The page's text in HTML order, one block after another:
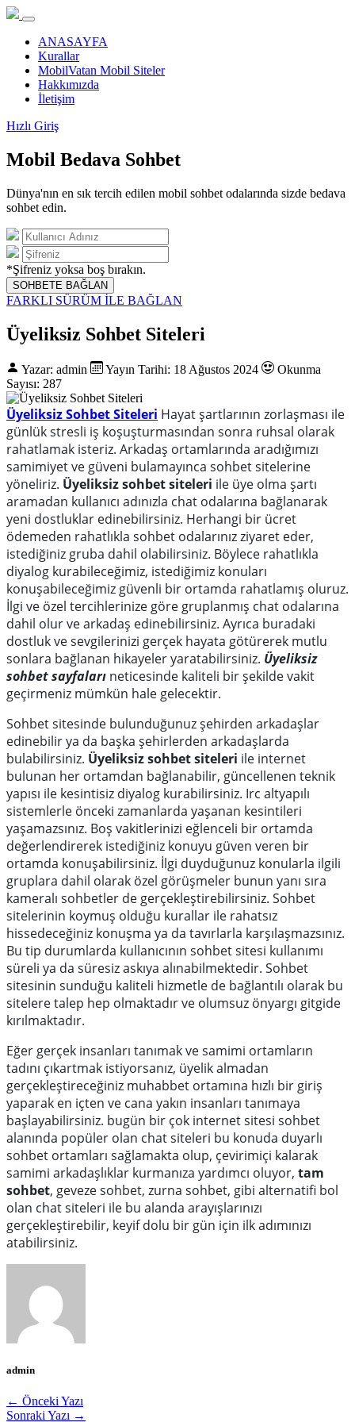
ANASAYFA
Kurallar
MobilVatan Mobil Siteler
Hakkımızda
İletişim
Hızlı Giriş
Mobil Bedava Sohbet
Dünya'nın en sık tercih edilen mobil sohbet odalarında sizde bedava
sohbet edin.
*Şifreniz yoksa boş bırakın.
SOHBETE BAĞLAN
FARKLI SÜRÜM İLE BAĞLAN
Üyeliksiz Sohbet Siteleri
Yazar: admin Yayın Tarihi: 18 Ağustos 2024
Okunma
Sayısı: 287
Üyeliksiz Sohbet Siteleri Hayat şartlarının zorlaşması ile
günlük stresli iş koşuşturmasından sonra ruhsal olarak
rahatlamak isteriz. Arkadaş ortamlarında aradığımızı
samimiyet ve güveni bulamayınca sohbet sitelerine
yöneliriz. Üyeliksiz sohbet siteleri ile üye olma şartı
aramadan kullanıcı adınızla chat odalarına bağlanarak
yeni dostluklar edinebilirsiniz. Herhangi bir ücret
ödemeden rahatlıkla sohbet odalarınız ziyaret eder,
istediğiniz gruba dahil olabilirsiniz. Böylece rahatlıkla
diyalog kurabileceğimiz, istediğimiz konuları
konuşabileceğimiz güvenli bir ortamda rahatlamış oluruz.
İlgi ve özel tercihlerinize göre gruplanmış chat odalarına
dahil olur ve arkadaş edinebilirsiniz. Ayrıca buradaki
dostluk ve sevgilerinizi gerçek hayata götürerek mutlu
sonlara bağlanan hikayeler yaratabilirsiniz. Üyeliksiz
sohbet sayfaları neticesinde kaliteli bir şekilde vakit
geçirmeniz mümkün hale gelecektir.
Sohbet sitesinde bulunduğunuz şehirden arkadaşlar
edinebilir ya da başka şehirlerden arkadaşlarda
bulabilirsiniz. Üyeliksiz sohbet siteleri ile internet
bulunan her ortamdan bağlanabilir, güncellenen teknik
yapısı ile kesintisiz diyalog kurabilirsiniz. Irc altyapılı
sistemlerle önceki zamanlarda yaşanan kesintileri
yaşamazsınız. Boş vakitlerinizi eğlenceli bir ortamda
değerlendirerek istediğiniz konuyu güven veren bir
ortamda konuşabilirsiniz. İlgi duyduğunuz konularla ilgili
gruplara dahil olarak özel görüşmeler bunun yanı sıra
kameralı sohbetler de gerçekleştirebilirsiniz. Sohbet
sitelerinin koymuş olduğu kurallar ile rahatsız
hissedeceğiniz konuşma ya da tavırlarla karşılaşmazsınız.
Bu tip durumlarda kullanıcının sohbet sitesi kullanımı
süreli ya da süresiz askıya alınabilmektedir. Sohbet
sitesinin sunduğu kaliteli hizmetle de bağlantılı olarak bu
sitelere talep hep olmaktadır ve olumsuz önyargı gitgide
kırılmaktadır.
Eğer gerçek insanları tanımak ve samimi ortamların
tadını çıkartmak istiyorsanız, üyelik almadan
gerçekleştireceğiniz muhabbet ortamına hızlı bir giriş
yaparak en içten ve cana yakın insanları tanımaya
başlayabilirsiniz. bugün bir çok internet sitesi sohbet
alanında popüler olan chat siteleri bu konuda duyarlı
sohbet ortamları sağlamakta olup, çevirimiçi kalarak
samimi arkadaşlıklar kurmanıza yardımcı oluyor, tam
sohbet, geveze sohbet, zurna sohbet, gibi alternatifi bol
olan chat siteleri ile bu alanda arayışlarınızı
gerçekleştirebilir, keyif dolu bir gün için ilk adımınızı
atabilirsiniz.
admin
← Önceki Yazı
Sonraki Yazı →